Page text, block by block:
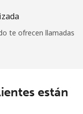
te ofrecen llamadas
están